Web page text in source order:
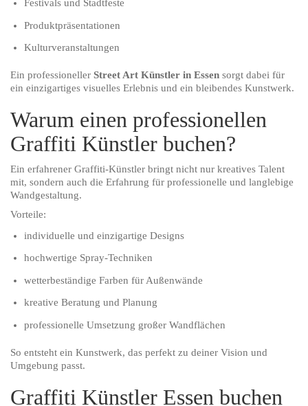
Festivals und Stadtfeste
Produktpräsentationen
Kulturveranstaltungen
Ein professioneller Street Art Künstler in Essen sorgt dabei für
ein einzigartiges visuelles Erlebnis und ein bleibendes Kunstwerk.
Warum einen professionellen
Graffiti Künstler buchen?
Ein erfahrener Graffiti-Künstler bringt nicht nur kreatives Talent
mit, sondern auch die Erfahrung für professionelle und langlebige
Wandgestaltung.
Vorteile:
individuelle und einzigartige Designs
hochwertige Spray-Techniken
wetterbeständige Farben für Außenwände
kreative Beratung und Planung
professionelle Umsetzung großer Wandflächen
So entsteht ein Kunstwerk, das perfekt zu deiner Vision und
Umgebung passt.
Graffiti Künstler Essen buchen